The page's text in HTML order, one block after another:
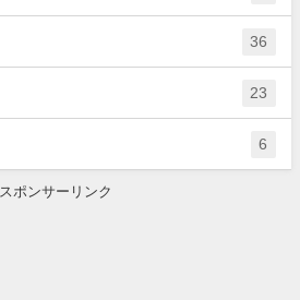
36
23
6
スポンサーリンク